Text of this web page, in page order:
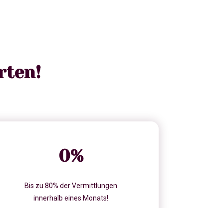
0%
Bis zu 80% der Vermittlungen
innerhalb eines Monats!